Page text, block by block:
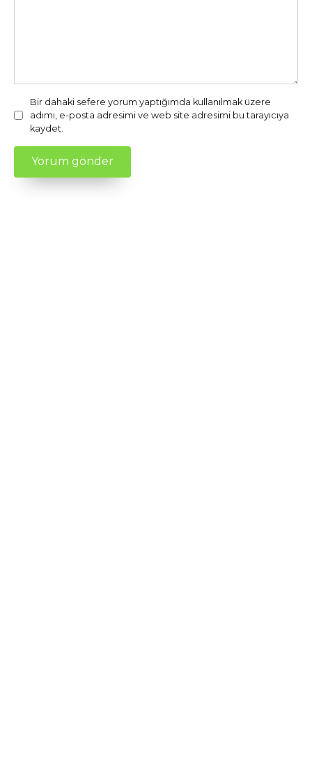
Bir dahaki sefere yorum yaptığımda kullanılmak üzere
adımı, e-posta adresimi ve web site adresimi bu tarayıcıya
kaydet.